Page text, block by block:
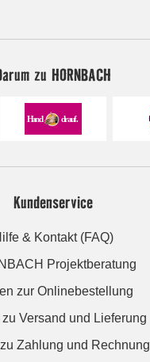
zu HORNBACH
Kundenservice
& Kontakt (FAQ)
Projektberatung
zur Onlinebestellung
zu Versand und Lieferung
Zahlung und Rechnung